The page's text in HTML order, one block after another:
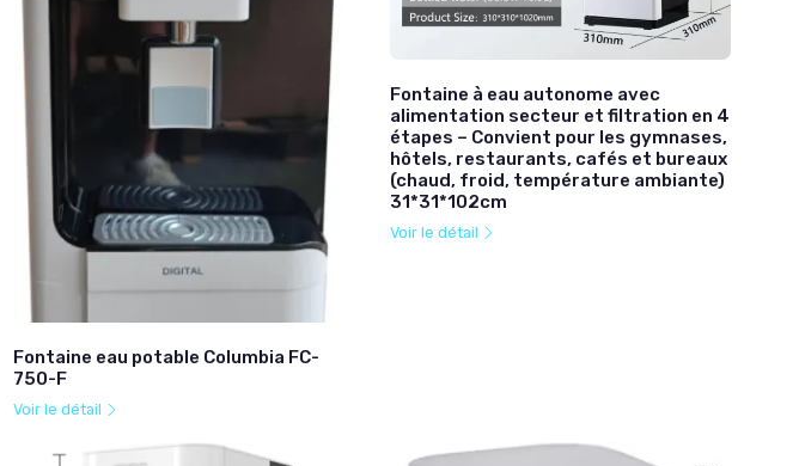
Fontaine eau potable Columbia FC-
750-F
Voir le détail
Fontaine à eau autonome avec
alimentation secteur et filtration en 4
étapes – Convient pour les gymnases,
hôtels, restaurants, cafés et bureaux
(chaud, froid, température ambiante)
31*31*102cm
Voir le détail